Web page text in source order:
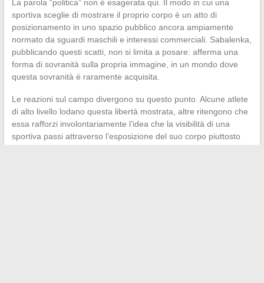
La parola “politica” non è esagerata qui. Il modo in cui una
sportiva sceglie di mostrare il proprio corpo è un atto di
posizionamento in uno spazio pubblico ancora ampiamente
normato da sguardi maschili e interessi commerciali. Sabalenka,
pubblicando questi scatti, non si limita a posare: afferma una
forma di sovranità sulla propria immagine, in un mondo dove
questa sovranità è raramente acquisita.
Le reazioni sul campo divergono su questo punto. Alcune atlete
di alto livello lodano questa libertà mostrata, altre ritengono che
essa rafforzi involontariamente l’idea che la visibilità di una
sportiva passi attraverso l’esposizione del suo corpo piuttosto